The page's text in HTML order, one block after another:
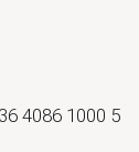
4086 1000 5